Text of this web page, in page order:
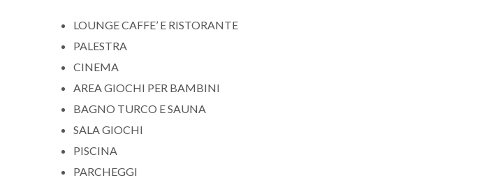
LOUNGE CAFFE’ E RISTORANTE
PALESTRA
CINEMA
AREA GIOCHI PER BAMBINI
BAGNO TURCO E SAUNA
SALA GIOCHI
PISCINA
PARCHEGGI